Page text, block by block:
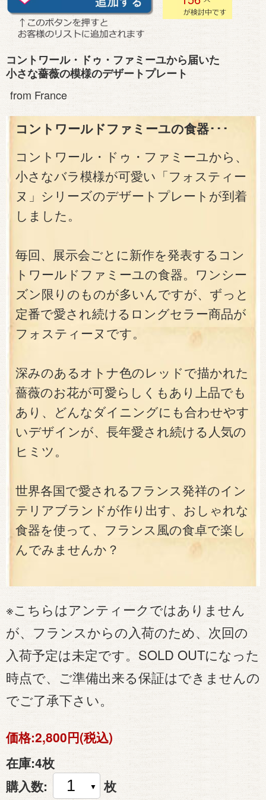
コントワール・ドゥ・ファミーユから届いた
小さな薔薇の模様のデザートプレート
from France
コントワールドファミーユの食器･･･
コントワール・ドゥ・ファミーユから、
小さなバラ模様が可愛い「フォスティー
ヌ」シリーズのデザートプレートが到着
しました。
毎回、展示会ごとに新作を発表するコン
トワールドファミーユの食器。ワンシー
ズン限りのものが多いんですが、ずっと
定番で愛され続けるロングセラー商品が
フォスティーヌです。
深みのあるオトナ色のレッドで描かれた
薔薇のお花が可愛らしくもあり上品でも
あり、どんなダイニングにも合わせやす
いデザインが、長年愛され続ける人気の
ヒミツ。
世界各国で愛されるフランス発祥のイン
テリアブランドが作り出す、おしゃれな
食器を使って、フランス風の食卓で楽し
んでみませんか？
※こちらはアンティークではありません
が、フランスからの入荷のため、次回の
入荷予定は未定です。SOLD OUTになった
時点で、ご準備出来る保証はできませんの
でご了承下さい。
価格:2,800円(税込)
在庫:4枚
購入数:
枚